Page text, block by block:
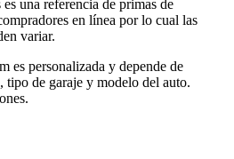
una referencia de primas de
en línea por lo cual las
variar.
es personalizada y depende de
tipo de garaje y modelo del auto.